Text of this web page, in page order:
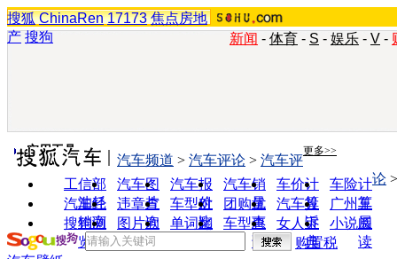
搜狐 ChinaRen 17173 焦点房地
产 搜狗 新闻 - 体育 - S - 娱乐 - V -
实用工具 更多>>
工信部
油耗
汽车图
片
汽车报
价
汽车销
量
车价计
算
车险计
算
汽车经
销商
违章查
询
车型对
比
团购优
惠
汽车投
诉
广州车
展
搜狗浏
览器
图片欣
赏
单词翻
车型查
询
女人宝
典
小说阅
读
汽车频道 > 汽车评论 > 汽车评
论
购置税